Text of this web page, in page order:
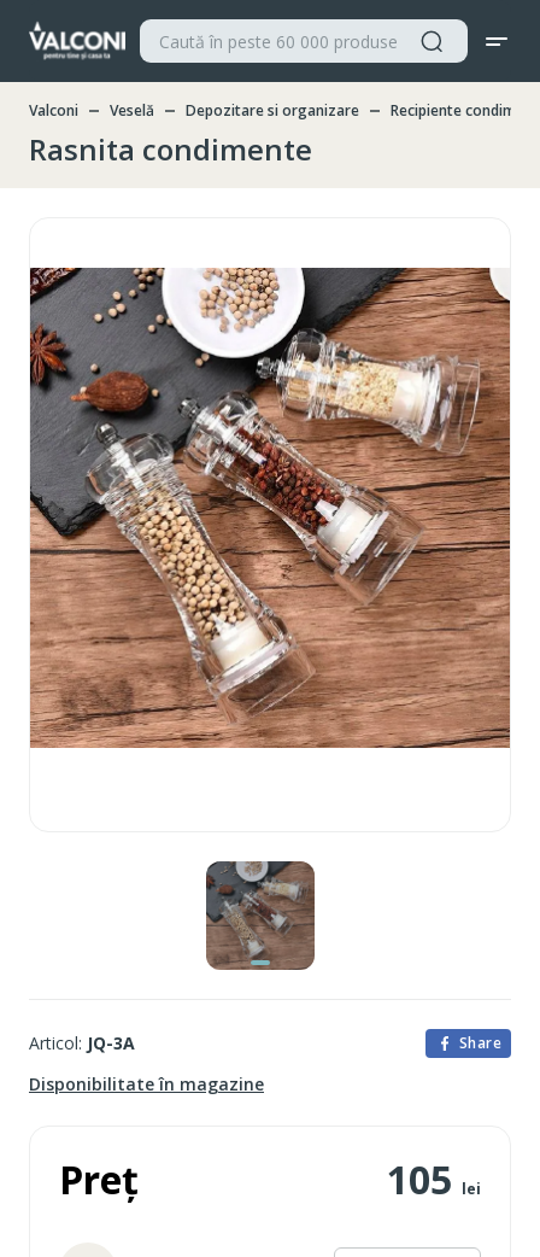
Valconi Veselă Depozitare si organizare Recipiente
Rasnita condimente
Articol: JQ-3A Share
Disponibilitate în magazine
Preț 105 lei